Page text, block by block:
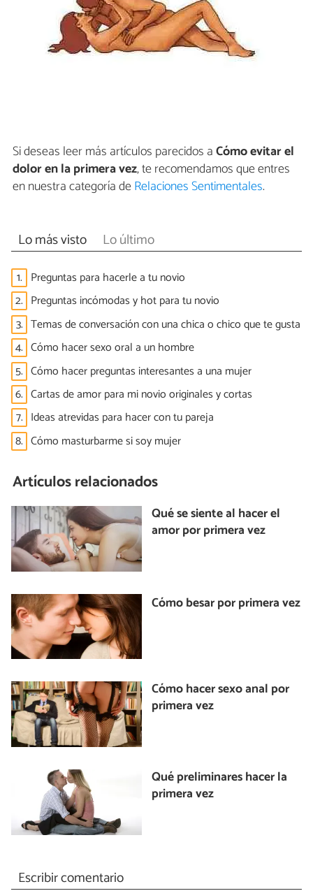
Si deseas leer más artículos parecidos aCómo evitar el
dolor en la primera vez, te recomendamos que entres
en nuestra categoría deRelaciones Sentimentales.
Lo más visto Lo último
1. Preguntas para hacerle a tu novio
2. Preguntas incómodas y hot para tu novio
3. Temas de conversación con una chica o chico que te gusta
4. Cómo hacer sexo oral a un hombre
5. Cómo hacer preguntas interesantes a una mujer
6. Cartas de amor para mi novio originales y cortas
7. Ideas atrevidas para hacer con tu pareja
8. Cómo masturbarme si soy mujer
Artículos relacionados
Qué se siente al hacer el
amor por primera vez
Cómo besar por primera vez
Cómo hacer sexo anal por
primera vez
Qué preliminares hacer la
primera vez
Escribir comentario